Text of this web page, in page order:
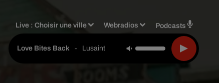
Live :Choisir une ville Webradios Podcasts
Love Bites Back - Lusaint